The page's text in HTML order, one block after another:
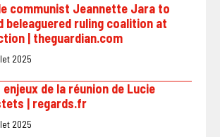
communist Jeannette Jara to
beleaguered ruling coalition at
| theguardian.com
2025
enjeux de la réunion de Lucie
| regards.fr
2025